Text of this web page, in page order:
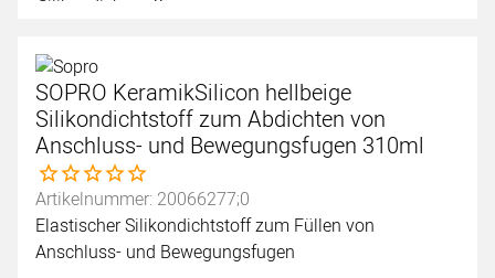
SOPRO KeramikSilicon hellbeige
Silikondichtstoff zum Abdichten von
Anschluss- und Bewegungsfugen 310ml
Noch keine Bewertungen abgegeben
Artikelnummer: 20066277;0
Elastischer Silikondichtstoff zum Füllen von
Anschluss- und Bewegungsfugen